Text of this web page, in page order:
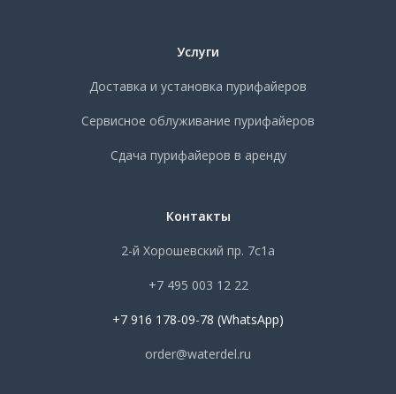
Услуги
Доставка и установка пурифайеров
Сервисное облуживание пурифайеров
Сдача пурифайеров в аренду
Контакты
2-й Хорошевский пр. 7с1а
+7 495 003 12 22
+7 916 178-09-78 (WhatsApp)
order@waterdel.ru